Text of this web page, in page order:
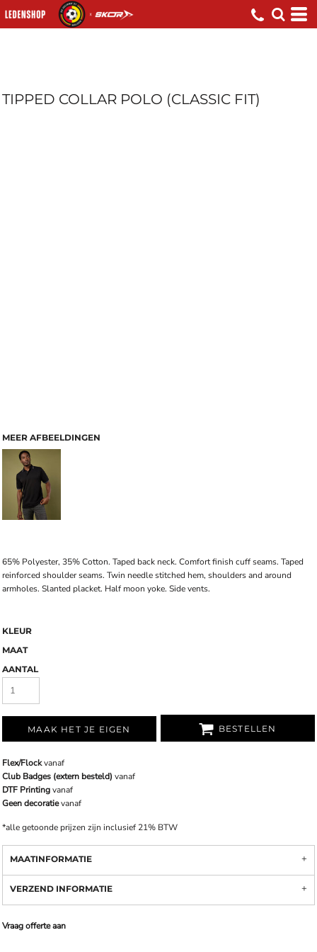
TIPPED COLLAR POLO (CLASSIC FIT)
MEER AFBEELDINGEN
65% Polyester, 35% Cotton. Taped back neck. Comfort finish cuff seams. Taped
reinforced shoulder seams. Twin needle stitched hem, shoulders and around
armholes. Slanted placket. Half moon yoke. Side vents.
KLEUR
MAAT
AANTAL
MAAK HET JE EIGEN BESTELLEN
Flex/Flockvanaf
Club Badges (extern besteld) vanaf
DTF Printingvanaf
Geen decoratievanaf
*alle getoonde prijzen zijn inclusief 21% BTW
MAATINFORMATIE
VERZEND INFORMATIE
Vraag offerte aan